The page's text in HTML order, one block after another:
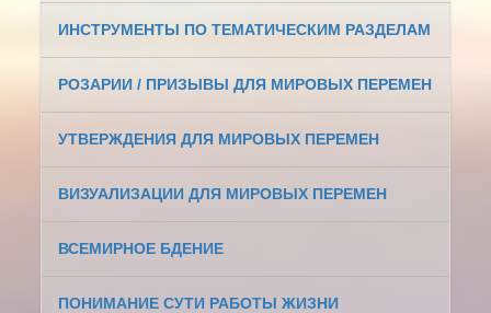
ИНСТРУМЕНТЫ ПО ТЕМАТИЧЕСКИМ РАЗДЕЛАМ
РОЗАРИИ / ПРИЗЫВЫ ДЛЯ МИРОВЫХ ПЕРЕМЕН
УТВЕРЖДЕНИЯ ДЛЯ МИРОВЫХ ПЕРЕМЕН
ВИЗУАЛИЗАЦИИ ДЛЯ МИРОВЫХ ПЕРЕМЕН
ВСЕМИРНОЕ БДЕНИЕ
ПОНИМАНИЕ СУТИ РАБОТЫ ЖИЗНИ